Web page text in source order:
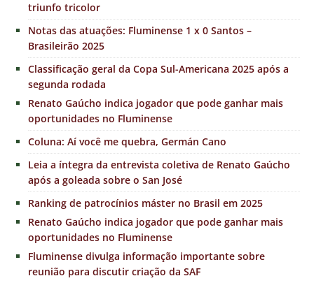
triunfo tricolor
Notas das atuações: Fluminense 1 x 0 Santos –
Brasileirão 2025
Classificação geral da Copa Sul-Americana 2025 após a
segunda rodada
Renato Gaúcho indica jogador que pode ganhar mais
oportunidades no Fluminense
Coluna: Aí você me quebra, Germán Cano
Leia a íntegra da entrevista coletiva de Renato Gaúcho
após a goleada sobre o San José
Ranking de patrocínios máster no Brasil em 2025
Renato Gaúcho indica jogador que pode ganhar mais
oportunidades no Fluminense
Fluminense divulga informação importante sobre
reunião para discutir criação da SAF